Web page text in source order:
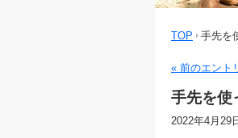
TOP 手先を
« 前のエント
手先を使
2022年4月29